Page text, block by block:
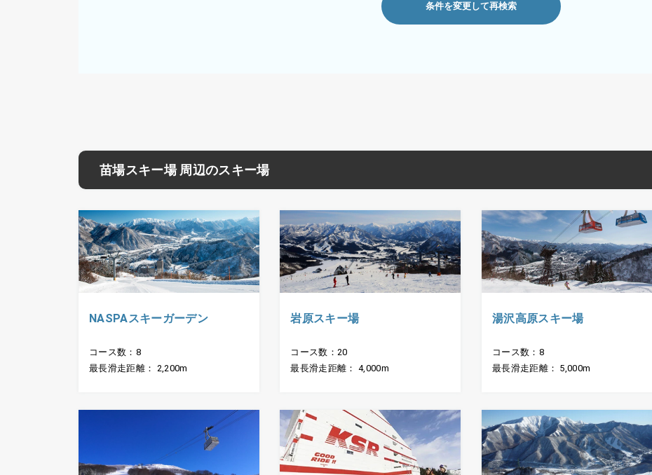
条件を変更して再検索
苗場スキー場 周辺のスキー場
NASPAスキーガーデン
コース数：8
最長滑走距離： 2,200m
岩原スキー場
コース数：20
最長滑走距離： 4,000m
湯沢高原スキー場
コース数：8
最長滑走距離： 5,000m